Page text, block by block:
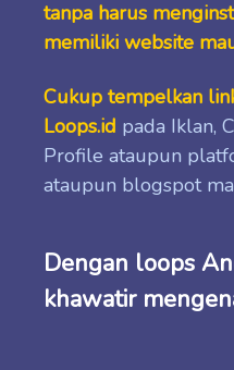
tanpa harus
memiliki website
Cukup tempelkan
Loops.id pada Iklan,
Profile ataupun
ataupun blogspot
Dengan loops
khawatir